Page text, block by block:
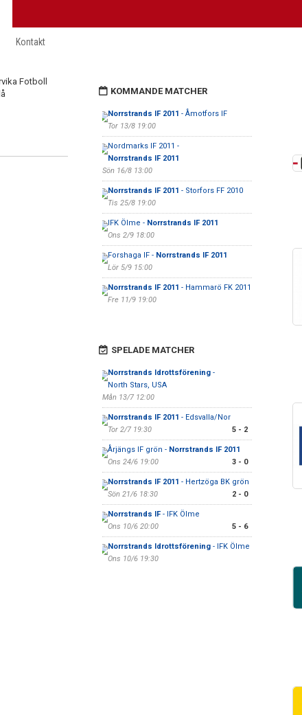
Kontakt
KOMMANDE MATCHER
Norrstrands IF 2011 - Åmotfors IF
Tor 13/8 19:00
Nordmarks IF 2011 -
Norrstrands IF 2011
Sön 16/8 13:00
Norrstrands IF 2011 - Storfors FF 2010
Tis 25/8 19:00
IFK Ölme - Norrstrands IF 2011
Ons 2/9 18:00
Forshaga IF - Norrstrands IF 2011
Lör 5/9 15:00
Norrstrands IF 2011 - Hammarö FK 2011
Fre 11/9 19:00
SPELADE MATCHER
Norrstrands Idrottsförening-
North Stars, USA
Mån 13/7 12:00
Norrstrands IF 2011 - Edsvalla/Nor
Tor 2/7 19:30
5 - 2
Årjängs IF grön - Norrstrands IF 2011
Ons 24/6 19:00
3 - 0
Norrstrands IF 2011 - Hertzöga BK grön
Sön 21/6 18:30
2 - 0
Norrstrands IF- IFK Ölme
Ons 10/6 20:00
5 - 6
Norrstrands Idrottsförening- IFK Ölme
Ons 10/6 19:30